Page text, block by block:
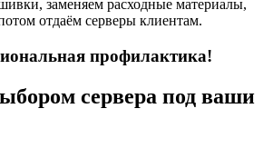
заменяем расходные материалы,
отдаём серверы клиентам.
профилактика!
сервера под ваши